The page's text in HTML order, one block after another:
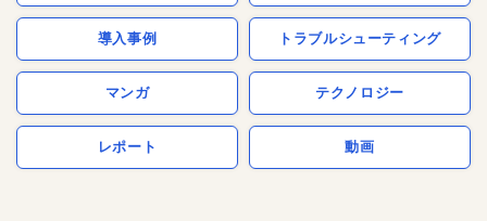
導入事例 トラブルシューティング
マンガ テクノロジー
レポート 動画